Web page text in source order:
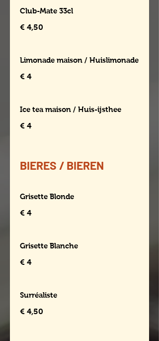
Club-Mate 33cl
€ 4,50
Limonade maison / Huislimonade
€ 4
Ice tea maison / Huis-ijsthee
€ 4
BIERES / BIEREN
Grisette Blonde
€ 4
Grisette Blanche
€ 4
Surréaliste
€ 4,50